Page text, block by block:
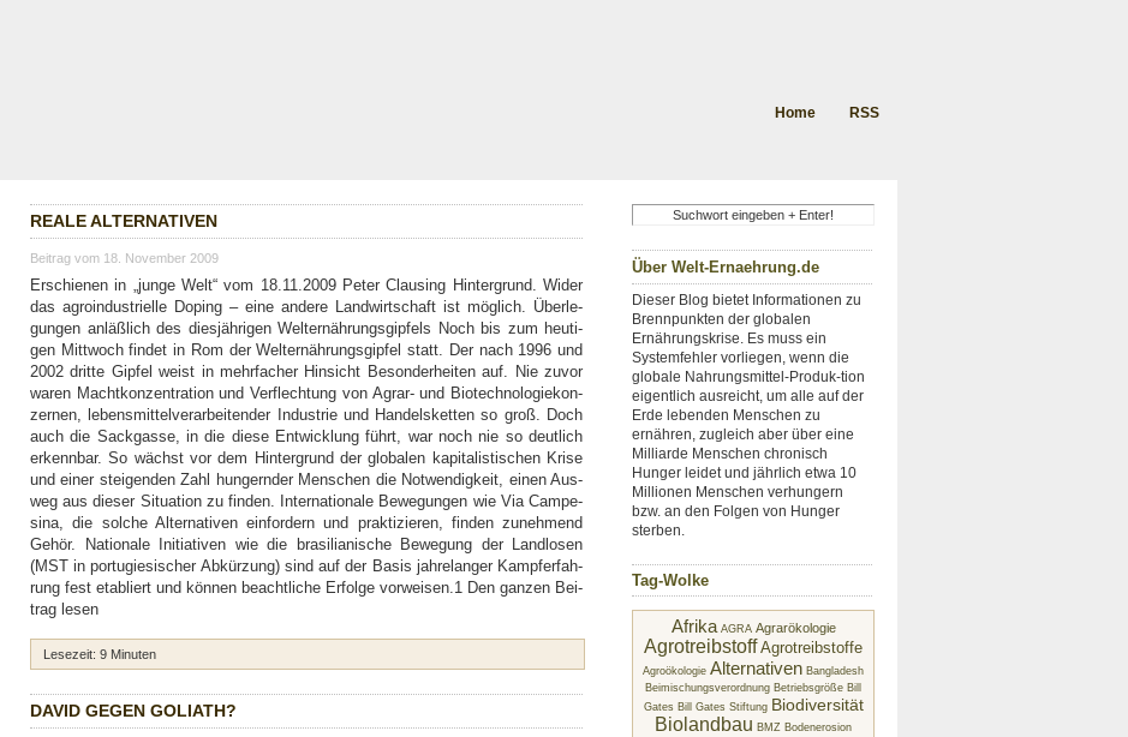
Home RSS
REA­LE ALTER­NA­TI­VEN
Beitrag vom 18. November 2009
Erschie­nen in „jun­ge Welt“ vom 18.11.2009 Peter Claus­ing Hin­ter­grund. Wider
das agro­in­dus­tri­el­le Doping – eine ande­re Land­wirt­schaft ist mög­lich. Über­le­
gun­gen anläß­lich des dies­jäh­ri­gen Welt­ernäh­rungs­gip­fels Noch bis zum heu­ti­
gen Mitt­woch fin­det in Rom der Welt­ernäh­rungs­gip­fel statt. Der nach 1996 und
2002 drit­te Gip­fel weist in mehr­fa­cher Hin­sicht Beson­der­hei­ten auf. Nie zuvor
waren Macht­kon­zen­tra­ti­on und Ver­flech­tung von Agrar- und Bio­tech­no­lo­gie­kon­
zer­nen, lebens­mit­tel­ver­ar­bei­ten­der Indus­trie und Han­dels­ket­ten so groß. Doch
auch die Sack­gas­se, in die die­se Ent­wick­lung führt, war noch nie so deut­lich
erkenn­bar. So wächst vor dem Hin­ter­grund der glo­ba­len kapi­ta­lis­ti­schen Kri­se
und einer stei­gen­den Zahl hun­gern­der Men­schen die Not­wen­dig­keit, einen Aus­
weg aus die­ser Situa­ti­on zu fin­den. Inter­na­tio­na­le Bewe­gun­gen wie Via Cam­pe­
si­na, die sol­che Alter­na­ti­ven ein­for­dern und prak­ti­zie­ren, fin­den zuneh­mend
Gehör. Natio­na­le Initia­ti­ven wie die bra­si­lia­ni­sche Bewe­gung der Land­lo­sen
(MST in por­tu­gie­si­scher Abkür­zung) sind auf der Basis jah­re­lan­ger Kampf­erfah­
rung fest eta­bliert und kön­nen beacht­li­che Erfol­ge vorweisen.1 Den gan­zen Bei­
trag lesen
Lese­zeit: 9 Minu­ten
DAVID GEGEN GOLI­ATH?
Über Welt-Ernaehrung.de
Dieser Blog bietet Informationen zu
Brennpunkten der globalen
Ernährungskrise. Es muss ein
Systemfehler vorliegen, wenn die
globale Nahrungsmittel-Produk-tion
eigentlich ausreicht, um alle auf der
Erde lebenden Menschen zu
ernähren, zugleich aber über eine
Milliarde Menschen chronisch
Hunger leidet und jährlich etwa 10
Millionen Menschen verhungern
bzw. an den Folgen von Hunger
sterben.
Tag-Wolke
Afrika AGRA Agrarökologie
Agrotreibstoff Agrotreibstoffe
Agroökologie Alternativen Bangladesh
Beimischungsverordnung Betriebsgröße Bill
Gates Bill Gates Stiftung Biodiversität
Biolandbau BMZ Bodenerosion